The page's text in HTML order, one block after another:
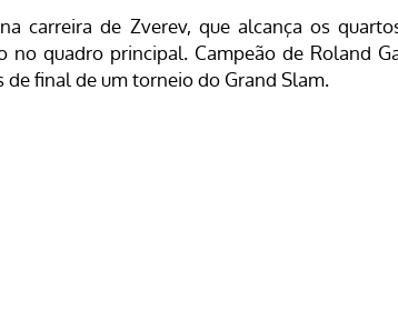
carreira de Zverev, que alcança os
no quadro principal. Campeão de Roland
de final de um torneio do Grand Slam.